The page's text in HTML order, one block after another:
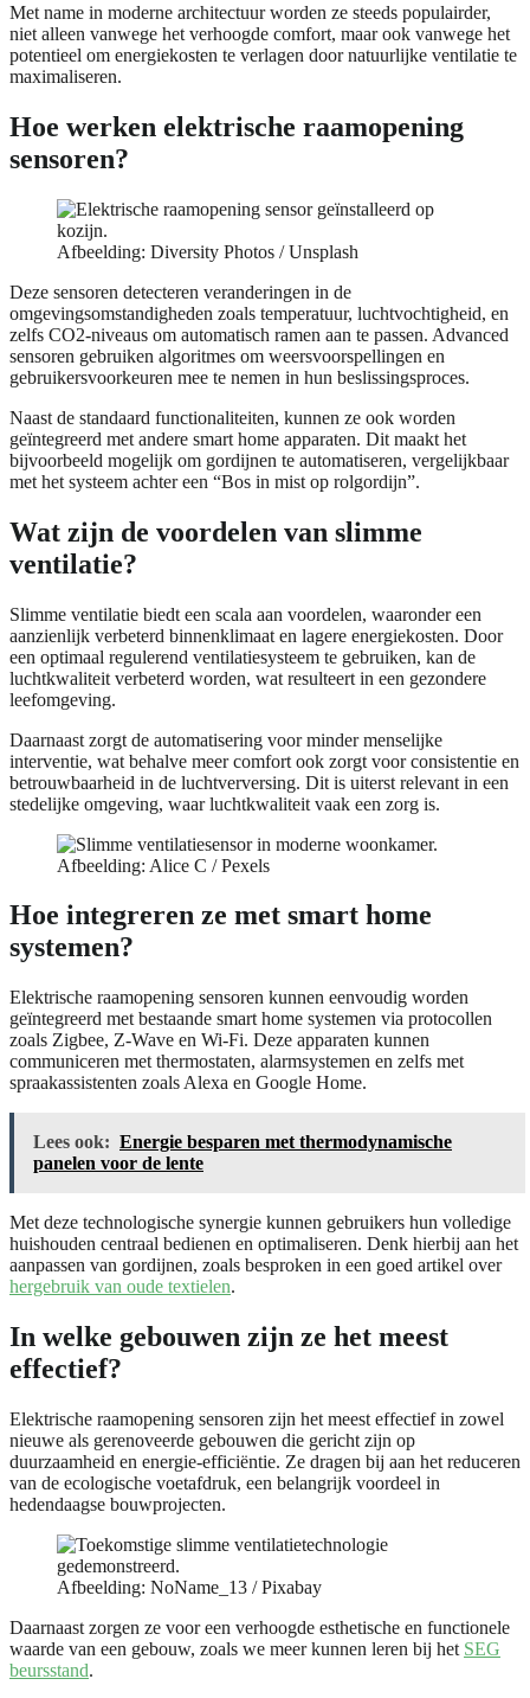
Met name in moderne architectuur worden ze steeds populairder,
niet alleen vanwege het verhoogde comfort, maar ook vanwege het
potentieel om energiekosten te verlagen door natuurlijke ventilatie te
maximaliseren.
Hoe werken elektrische raamopening
sensoren?
Afbeelding: Diversity Photos / Unsplash
Deze sensoren detecteren veranderingen in de
omgevingsomstandigheden zoals temperatuur, luchtvochtigheid, en
zelfs CO2-niveaus om automatisch ramen aan te passen. Advanced
sensoren gebruiken algoritmes om weersvoorspellingen en
gebruikersvoorkeuren mee te nemen in hun beslissingsproces.
Naast de standaard functionaliteiten, kunnen ze ook worden
geïntegreerd met andere smart home apparaten. Dit maakt het
bijvoorbeeld mogelijk om gordijnen te automatiseren, vergelijkbaar
met het systeem achter een “Bos in mist op rolgordijn”.
Wat zijn de voordelen van slimme
ventilatie?
Slimme ventilatie biedt een scala aan voordelen, waaronder een
aanzienlijk verbeterd binnenklimaat en lagere energiekosten. Door
een optimaal regulerend ventilatiesysteem te gebruiken, kan de
luchtkwaliteit verbeterd worden, wat resulteert in een gezondere
leefomgeving.
Daarnaast zorgt de automatisering voor minder menselijke
interventie, wat behalve meer comfort ook zorgt voor consistentie en
betrouwbaarheid in de luchtverversing. Dit is uiterst relevant in een
stedelijke omgeving, waar luchtkwaliteit vaak een zorg is.
Afbeelding: Alice C / Pexels
Hoe integreren ze met smart home
systemen?
Elektrische raamopening sensoren kunnen eenvoudig worden
geïntegreerd met bestaande smart home systemen via protocollen
zoals Zigbee, Z-Wave en Wi-Fi. Deze apparaten kunnen
communiceren met thermostaten, alarmsystemen en zelfs met
spraakassistenten zoals Alexa en Google Home.
Lees ook: Energie besparen met thermodynamische
panelen voor de lente
Met deze technologische synergie kunnen gebruikers hun volledige
huishouden centraal bedienen en optimaliseren. Denk hierbij aan het
aanpassen van gordijnen, zoals besproken in een goed artikel over
hergebruik van oude textielen.
In welke gebouwen zijn ze het meest
effectief?
Elektrische raamopening sensoren zijn het meest effectief in zowel
nieuwe als gerenoveerde gebouwen die gericht zijn op
duurzaamheid en energie-efficiëntie. Ze dragen bij aan het reduceren
van de ecologische voetafdruk, een belangrijk voordeel in
hedendaagse bouwprojecten.
Afbeelding: NoName_13 / Pixabay
Daarnaast zorgen ze voor een verhoogde esthetische en functionele
waarde van een gebouw, zoals we meer kunnen leren bij het SEG
beursstand.